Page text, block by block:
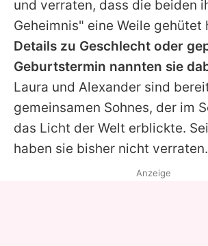
und verraten, dass die beiden
Geheimnis" eine Weile gehütet
Details zu Geschlecht oder
Geburtstermin nannten sie
Laura und Alexander sind
gemeinsamen Sohnes, der im
das Licht der Welt erblickte.
haben sie bisher nicht verraten.
Anzeige